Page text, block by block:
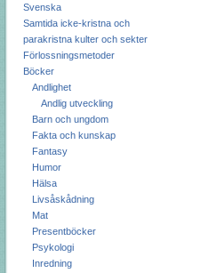
Svenska
Samtida icke-kristna och
parakristna kulter och sekter
Förlossningsmetoder
Böcker
Andlighet
Andlig utveckling
Barn och ungdom
Fakta och kunskap
Fantasy
Humor
Hälsa
Livsåskådning
Mat
Presentböcker
Psykologi
Inredning